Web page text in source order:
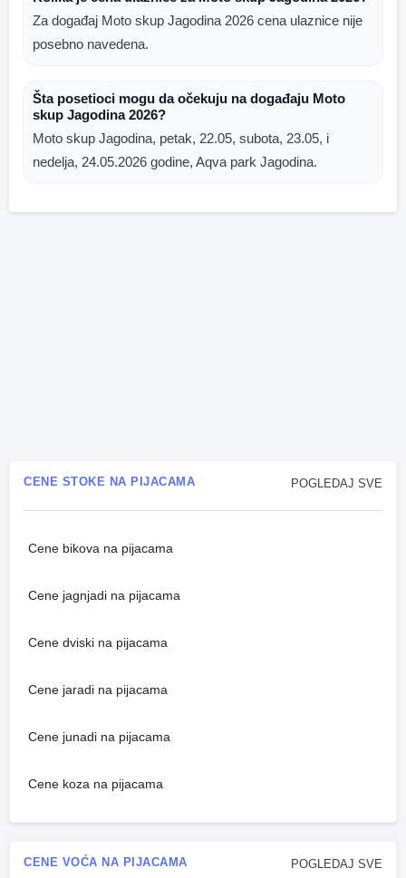
Za događaj Moto skup Jagodina 2026 cena ulaznice nije
posebno navedena.
Šta posetioci mogu da očekuju na događaju Moto
skup Jagodina 2026?
Moto skup Jagodina, petak, 22.05, subota, 23.05, i
nedelja, 24.05.2026 godine, Aqva park Jagodina.
POGLEDAJ SVE
CENE STOKE NA PIJACAMA
Cene bikova na pijacama
Cene jagnjadi na pijacama
Cene dviski na pijacama
Cene jaradi na pijacama
Cene junadi na pijacama
Cene koza na pijacama
POGLEDAJ SVE
CENE VOĆA NA PIJACAMA